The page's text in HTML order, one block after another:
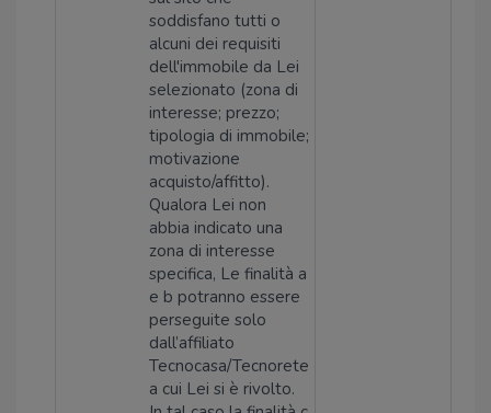
soddisfano tutti o
alcuni dei requisiti
dell'immobile da Lei
selezionato (zona di
interesse; prezzo;
tipologia di immobile;
motivazione
acquisto/affitto).
Qualora Lei non
abbia indicato una
zona di interesse
specifica, Le finalità a
e b potranno essere
perseguite solo
dall’affiliato
Tecnocasa/Tecnorete
a cui Lei si è rivolto.